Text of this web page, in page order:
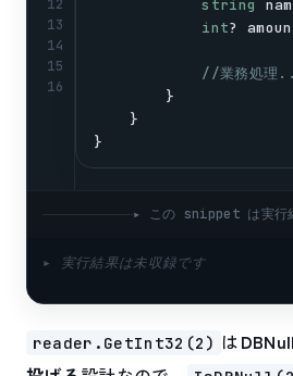
12
13
14
15
16
string
int?
//業務処理
        }
    }
}
▸ この snippet は実行
▸ 実行結果は未収録です
reader.GetInt32(2) は